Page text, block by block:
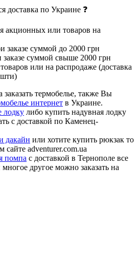
доставка по Украине ❓
акционных или товаров на
заказе суммой до 2000 грн
заказе суммой свыше 2000 грн
или на распродаже (доставка
термобелье, также Вы
интернет в Украине.
лодку либо купить надувная лодку
с доставкой по Каменец-
дакайн или хотите купить рюкзак то
сайте adventurer.com.ua
помпа с доставкой в Тернополе все
другое можно заказать на